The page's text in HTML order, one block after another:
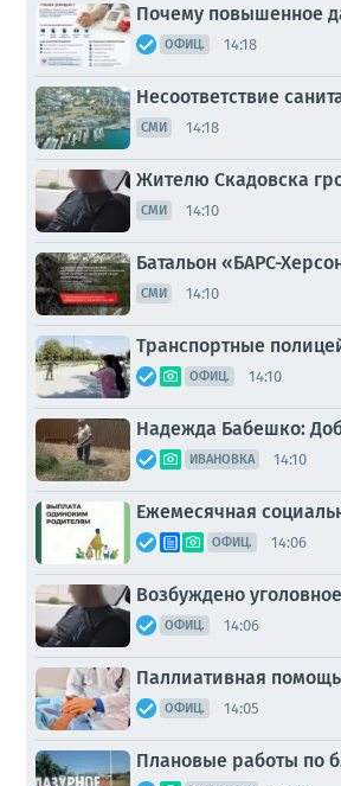
Почему повышенное
ОФИЦ. 14:18
Несоответствие
СМИ 14:18
Жителю Скадовска
СМИ 14:10
Батальон «БАРС-
СМИ 14:10
Транспортные
ОФИЦ. 14:10
Надежда Бабешко:
ИВАНОВКА 14:10
Ежемесячная
ОФИЦ. 14:06
Возбуждено
ОФИЦ. 14:06
Паллиативная
ОФИЦ. 14:05
Плановые работы по